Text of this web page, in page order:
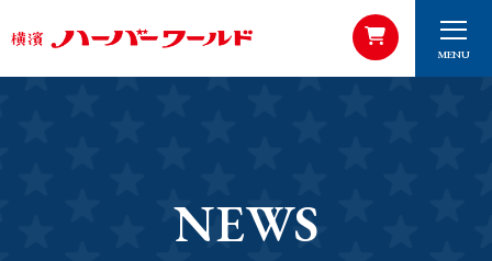
MENU
NEWS